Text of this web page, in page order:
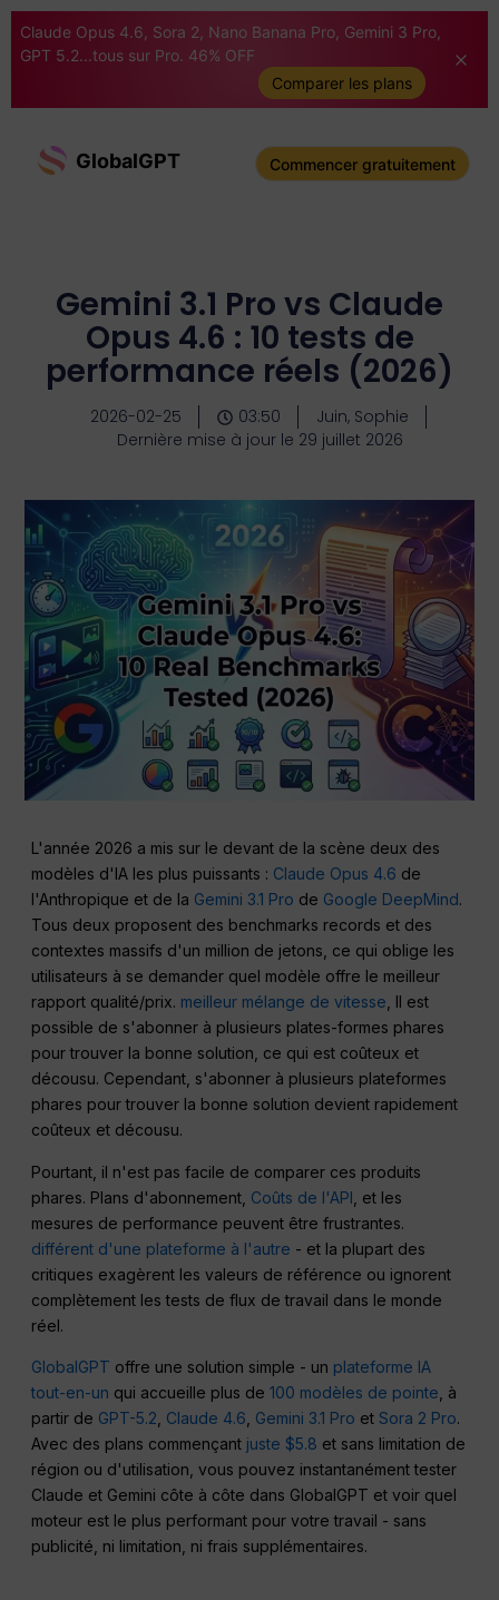
Claude Opus 4.6, Sora 2, Nano Banana Pro, Gemini 3 Pro,
GPT 5.2...tous sur Pro. 46% OFF
Comparer les plans
GlobalGPT Commencer gratuitement
Gemini 3.1 Pro vs Claude
Opus 4.6 : 10 tests de
performance réels (2026)
2026-02-25 03:50
Juin, Sophie
Dernière mise à jour le 29 juillet 2026
L'année 2026 a mis sur le devant de la scène deux des
modèles d'IA les plus puissants : Claude Opus 4.6 de
l'Anthropique et de la Gemini 3.1 Pro de Google DeepMind.
Tous deux proposent des benchmarks records et des
contextes massifs d'un million de jetons, ce qui oblige les
utilisateurs à se demander quel modèle offre le meilleur
rapport qualité/prix. meilleur mélange de vitesse , Il est
possible de s'abonner à plusieurs plates-formes phares
pour trouver la bonne solution, ce qui est coûteux et
décousu. Cependant, s'abonner à plusieurs plateformes
phares pour trouver la bonne solution devient rapidement
coûteux et décousu.
Pourtant, il n'est pas facile de comparer ces produits
phares. Plans d'abonnement, Coûts de l'API , et les
mesures de performance peuvent être frustrantes.
différent d'une plateforme à l'autre - et la plupart des
critiques exagèrent les valeurs de référence ou ignorent
complètement les tests de flux de travail dans le monde
réel.
GlobalGPT offre une solution simple - un plateforme IA
tout-en-un qui accueille plus de100 modèles de pointe , à
partir de GPT-5.2 Claude 4.6 Gemini 3.1 Pro etSora 2 Pro.
Avec des plans commençant juste $5.8 et sans limitation de
région ou d'utilisation, vous pouvez instantanément tester
Claude et Gemini côte à côte dans GlobalGPT et voir quel
moteur est le plus performant pour votre travail - sans
publicité, ni limitation, ni frais supplémentaires.